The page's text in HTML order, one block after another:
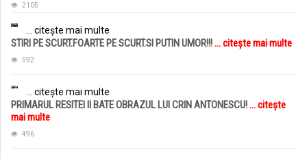
2105
... citește mai multe
STIRI PE SCURT.FOARTE PE SCURT.SI PUTIN UMOR!!!... citește mai multe
592
... citește mai multe
PRIMARUL RESITEI II BATE OBRAZUL LUI CRIN ANTONESCU!... citește
mai multe
496